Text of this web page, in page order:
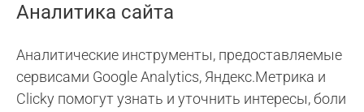
Аналитика сайта
Аналитические инструменты, предоставляемые
сервисами Google Analytics, Яндекс.Метрика и
Clicky помогут узнать и уточнить интересы, боли